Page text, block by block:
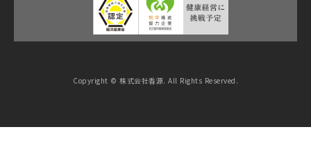
Copyright © 株式会社香源. All Rights Reserved.